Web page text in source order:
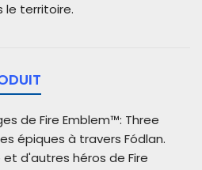
le territoire.
de Fire Emblem™: Three
épiques à travers Fódlan.
et d'autres héros de Fire